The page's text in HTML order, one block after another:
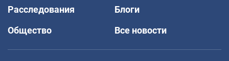
Расследования
Блоги
Общество
Все новости